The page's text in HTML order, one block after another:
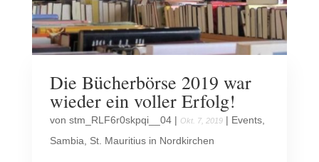
Die Bücherbörse 2019 war
wieder ein voller Erfolg!
von stm_RLF6r0skpqi__04| Okt. 7, 2019| Events,
Sambia, St. Mauritius in Nordkirchen